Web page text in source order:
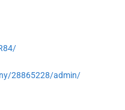
28865228/admin/